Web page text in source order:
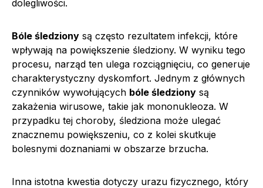
dolegliwości.
Bóle śledziony są często rezultatem infekcji, które
wpływają na powiększenie śledziony. W wyniku tego
procesu, narząd ten ulega rozciągnięciu, co generuje
charakterystyczny dyskomfort. Jednym z głównych
czynników wywołujących bóle śledziony są
zakażenia wirusowe, takie jak mononukleoza. W
przypadku tej choroby, śledziona może ulegać
znacznemu powiększeniu, co z kolei skutkuje
bolesnymi doznaniami w obszarze brzucha.
Inna istotna kwestia dotyczy urazu fizycznego, który